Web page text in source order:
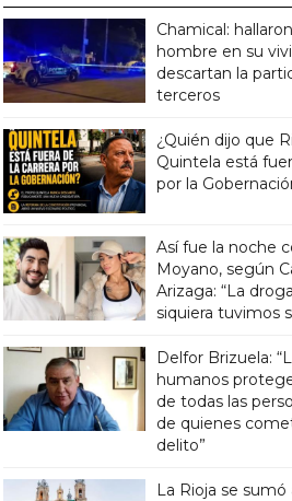
Chamical:
hombre en su
descartan la
terceros
¿Quién dijo que
Quintela está
por la
Así fue la noche
Moyano, según
Arizaga: “La
siquiera tuvimos
Delfor Brizuela:
humanos
de todas las
de quienes
delito”
La Rioja se